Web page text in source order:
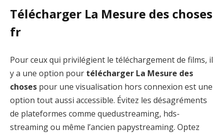
Télécharger La Mesure des choses
fr
Pour ceux qui privilégient le téléchargement de films, il
y a une option pour télécharger La Mesure des
choses pour une visualisation hors connexion est une
option tout aussi accessible. Évitez les désagréments
de plateformes comme quedustreaming, hds-
streaming ou même l’ancien papystreaming. Optez